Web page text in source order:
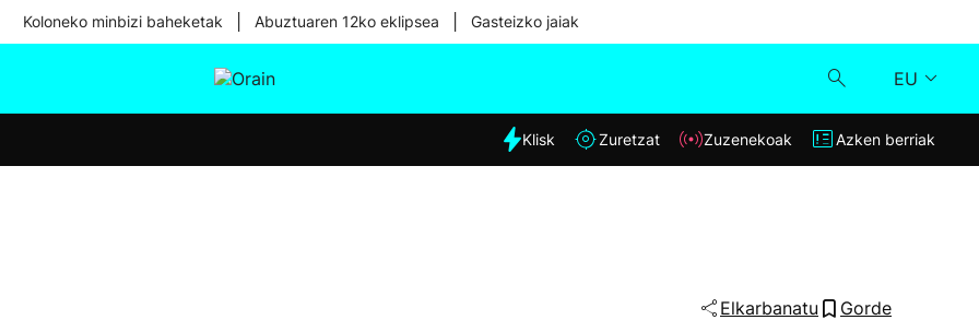
Koloneko minbizi baheketak Abuztuaren 12ko eklipsea Gasteizko jaiak
EU
Eguraldia
Klisk
Klisk Zuretzat Zuzenekoak Azken berriak
Elkarbanatu Gorde